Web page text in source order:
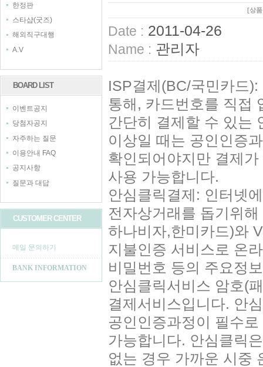
한정판
스타샵(굿즈)
해외직구대행
A.V
BOARD LIST
이벤트공지
당첨자공지
자주하는 질문
이용안내 FAQ
공지사항
질문과 대답
CUSTOMER CENTER
메일 문의하기
BANK INFORMATION
[상
Date : 2011-04-26
Name : 관리자
ISP결제(BC/국민카드
통해, 카드번호를 직접
간단히 결제할 수 있는
이상일 때는 공인인증
확인되어야지만 결제
사용 가능합니다.
안심클릭결제: 인터넷
전자상거래를 돕기위
하나비자,한미카드)와
지불인증 서비스로 온
비밀번호 등의 주요정
안심클릭서비스 암호(
결제서비스입니다. 안
공인인증과정이 필수
가능합니다. 안심클릭
없는 경우 가까운 시중